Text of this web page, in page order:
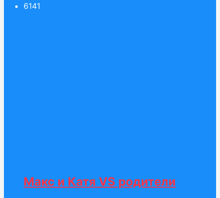
6141
Макс и Катя VS родители